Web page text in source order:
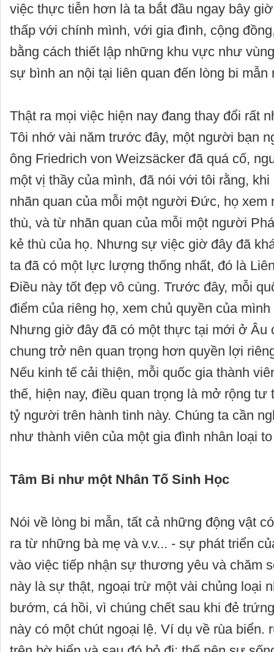
việc thực tiễn hơn là ta bắt đầu ngay bây
thấp với chính mình, với gia đình, cộng
bằng cách thiết lập những khu vực như
sự bình an nội tại liên quan đến lòng bi mẫn
Thật ra mọi việc hiện nay đang thay đổi rất
Tôi nhớ vài năm trước đây, một người bạn
ông Friedrich von Weizsäcker đã quá cố,
một vị thầy của mình, đã nói với tôi rằng,
nhãn quan của mỗi một người Đức, họ
thù, và từ nhãn quan của mỗi một người
kẻ thù của họ. Nhưng sự việc giờ đây đã
ta đã có một lực lượng thống nhất, đó là
Điều này tốt đẹp vô cùng. Trước đây, mỗi
điểm của riêng họ, xem chủ quyền của
Nhưng giờ đây đã có một thực tại mới ở Âu
chung trở nên quan trọng hơn quyền lợi
Nếu kinh tế cải thiện, mỗi quốc gia thành
thế, hiện nay, điều quan trọng là mở rộng
tỷ người trên hành tinh này. Chúng ta cần
như thành viên của một gia đình nhân loại
Tâm Bi như một Nhân Tố Sinh Học
Nói về lòng bi mẫn, tất cả những động vật
ra từ những bà mẹ và v.v... - sự phát triển
vào việc tiếp nhận sự thương yêu và chăm
này là sự thật, ngoại trừ một vài chủng loại
bướm, cá hồi, vì chúng chết sau khi đẻ
này có một chút ngoại lệ. Ví dụ về rùa biển.